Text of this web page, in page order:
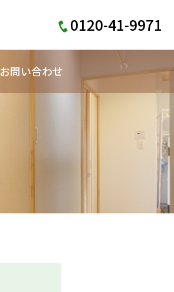
0120-41-9971
お問い合わせ